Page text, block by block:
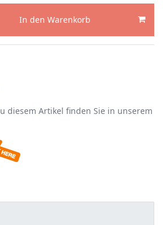
In den Warenkorb
diesem Artikel finden Sie in unserem